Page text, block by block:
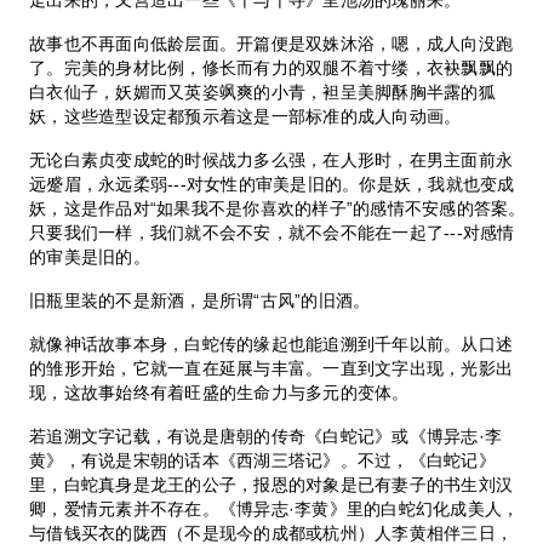
故事也不再面向低龄层面。开篇便是双姝沐浴，嗯，成人向没跑
了。完美的身材比例，修长而有力的双腿不着寸缕，衣袂飘飘的
白衣仙子，妖媚而又英姿飒爽的小青，袒呈美脚酥胸半露的狐
妖，这些造型设定都预示着这是一部标准的成人向动画。
无论白素贞变成蛇的时候战力多么强，在人形时，在男主面前永
远蹙眉，永远柔弱---对女性的审美是旧的。你是妖，我就也变成
妖，这是作品对“如果我不是你喜欢的样子”的感情不安感的答案。
只要我们一样，我们就不会不安，就不会不能在一起了---对感情
的审美是旧的。
旧瓶里装的不是新酒，是所谓“古风”的旧酒。
就像神话故事本身，白蛇传的缘起也能追溯到千年以前。从口述
的雏形开始，它就一直在延展与丰富。一直到文字出现，光影出
现，这故事始终有着旺盛的生命力与多元的变体。
若追溯文字记载，有说是唐朝的传奇《白蛇记》或《博异志·李
黄》，有说是宋朝的话本《西湖三塔记》。不过，《白蛇记》
里，白蛇真身是龙王的公子，报恩的对象是已有妻子的书生刘汉
卿，爱情元素并不存在。《博异志·李黄》里的白蛇幻化成美人，
与借钱买衣的陇西（不是现今的成都或杭州）人李黄相伴三日，